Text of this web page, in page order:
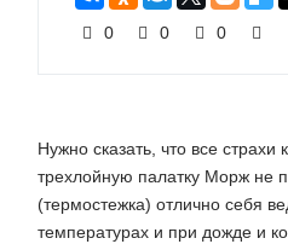
0 0 0
Нужно сказать, что все
трехлойную палатку Морж не
(термостежка) отлично себя
температурах и при дожде и